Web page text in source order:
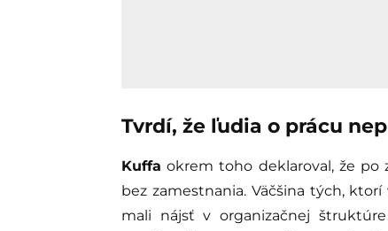
Tvrdí, že ľudia o prácu
Kuffa okrem toho deklaroval, že po
bez zamestnania. Väčšina tých,
mali nájsť v organizačnej